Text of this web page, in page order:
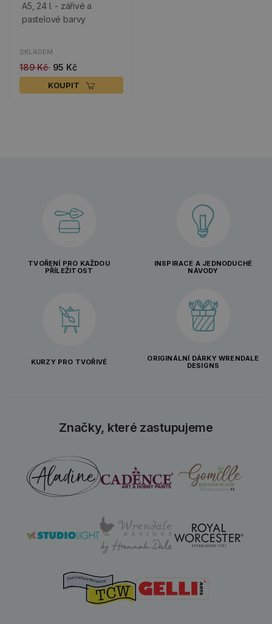
A5, 24 l. - zářivé a
pastelové barvy
SKLADEM
189 Kč 95 Kč
KOUPIT
TVOŘENÍ PRO KAŽDOU
PŘÍLEŽITOST
INSPIRACE A JEDNODUCHÉ
NÁVODY
KURZY PRO TVOŘIVÉ
ORIGINÁLNÍ DÁRKY WRENDALE
DESIGNS
Značky, které zastupujeme